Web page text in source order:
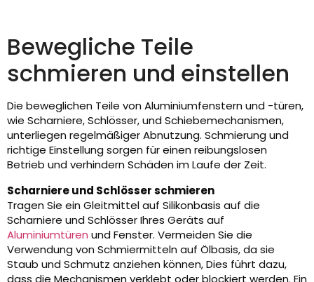
Bewegliche Teile
schmieren und einstellen
Die beweglichen Teile von Aluminiumfenstern und -türen,
wie Scharniere, Schlösser, und Schiebemechanismen,
unterliegen regelmäßiger Abnutzung. Schmierung und
richtige Einstellung sorgen für einen reibungslosen
Betrieb und verhindern Schäden im Laufe der Zeit.
Scharniere und Schlösser schmieren
Tragen Sie ein Gleitmittel auf Silikonbasis auf die
Scharniere und Schlösser Ihres Geräts auf
Aluminiumtüren und Fenster. Vermeiden Sie die
Verwendung von Schmiermitteln auf Ölbasis, da sie
Staub und Schmutz anziehen können, Dies führt dazu,
dass die Mechanismen verklebt oder blockiert werden. Ein